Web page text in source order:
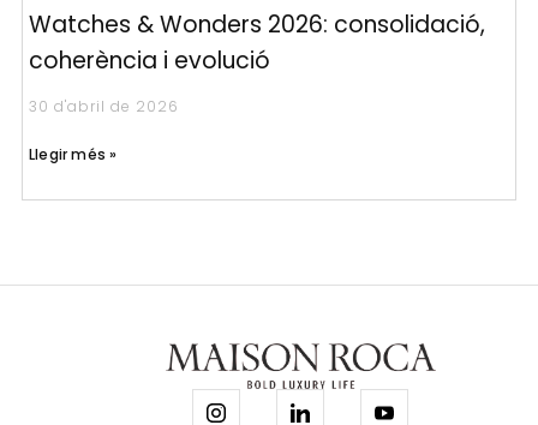
Watches & Wonders 2026: consolidació,
coherència i evolució
30 d'abril de 2026
Llegir més »